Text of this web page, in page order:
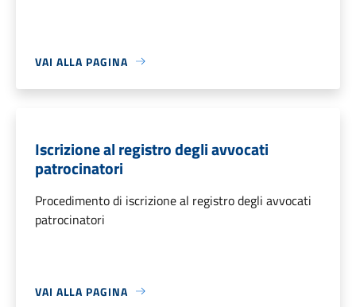
VAI ALLA PAGINA
Iscrizione al registro degli avvocati
patrocinatori
Procedimento di iscrizione al registro degli avvocati
patrocinatori
VAI ALLA PAGINA